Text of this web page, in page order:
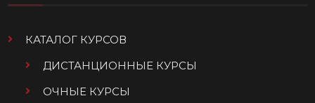
КАТАЛОГ КУРСОВ
ДИСТАНЦИОННЫЕ КУРСЫ
ОЧНЫЕ КУРСЫ